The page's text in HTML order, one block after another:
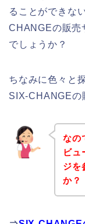
ることができな
CHANGEの販売
でしょうか？
ちなみに色々と
SIX-CHANGEの
なの
ビュ
ジを
か？